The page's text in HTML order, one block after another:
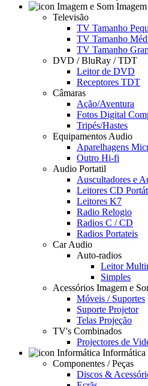
Televisão
TV Tamanho
TV Tamanho
TV Tamanho
DVD / BluRay / TDT
Leitor de DVD
Receptores TDT
Câmaras
Ação/Aventura
Fotos Digital
Tripés/Hastes
Equipamentos Audio
Aparelhagens
Outro Hi-fi
Audio Portatil
Auscultadores e
Leitores CD
Leitores K7
Radio Relogio
Radios C / CD
Radios Portateis
Car Audio
Auto-radios
Leitor
Simples
Acessórios Imagem e
Móveis / Suportes
Suporte Projetor
Telas Projeção
TV's Combinados
Projectores de
Informática
Componentes / Peças
Discos &